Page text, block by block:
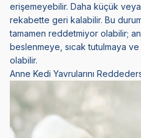
erişemeyebilir. Daha küçük
rekabette geri kalabilir. Bu
tamamen reddetmiyor olabilir;
beslenmeye, sıcak tutulmaya
olabilir.
Anne Kedi Yavrularını